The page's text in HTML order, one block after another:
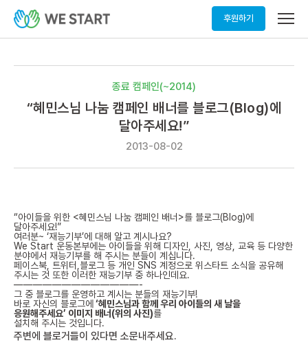
후원하기
메
열
종료 캠페인(~2014)
“혜민스님 나눔 캠페인 배너를 블로그(Blog)에
달아주세요!”
2013-08-02
“아이들을 위한 <혜민스님 나눔 캠페인 배너>를 블로그(Blog)에
달아주세요!”
여러분~ ‘재능기부’에 대해 알고 계시나요?
We Start 운동본부에는 아이들을 위해 디자인, 사진, 영상, 교육 등 다양한
분야에서 재능기부를 해 주시는 분들이 계십니다.
페이스북, 트위터,블로그 등 개인 SNS 계정으로 위스타트 소식을 공유해
주시는 것 또한 이러한 재능기부 중 하나인데요.
—————————————-
그 중 블로그를 운영하고 계시는 분들의 재능기부!
바로 자신의 블로그에 ‘혜민스님과 함께 우리 아이들의 새 날을
응원해주세요’ 이미지 배너(위의 사진)를
설치해 주시는 것입니다.
주변에 블로거들이 있다면 소문내주세요.